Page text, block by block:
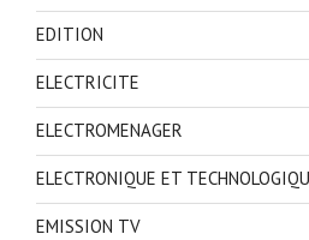
EDITION
ELECTRICITE
ELECTROMENAGER
ELECTRONIQUE ET
EMISSION TV